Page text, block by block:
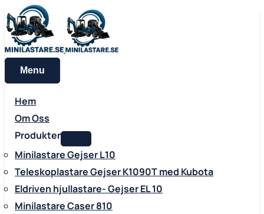
Menu
Hem
Om Oss
Produkter
Minilastare Gejser L10
Teleskoplastare Gejser K1090T med Kubota
Eldriven hjullastare- Gejser EL 10
Minilastare Caser 810